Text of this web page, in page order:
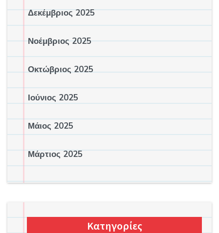
Δεκέμβριος 2025
Νοέμβριος 2025
Οκτώβριος 2025
Ιούνιος 2025
Μάιος 2025
Μάρτιος 2025
Κατηγορίες